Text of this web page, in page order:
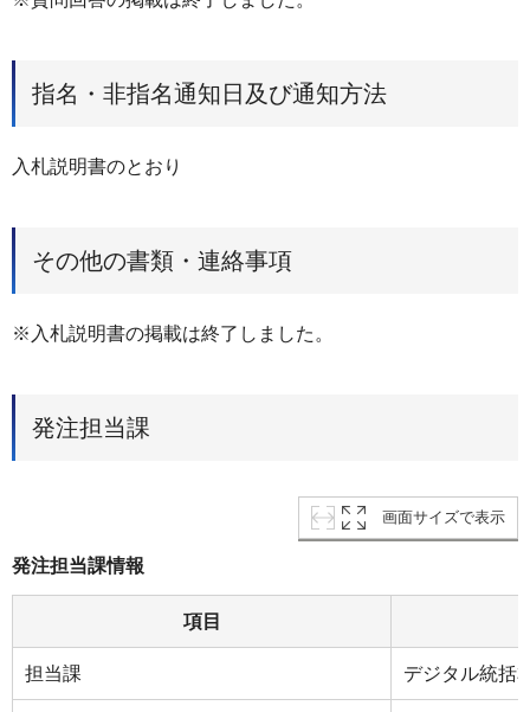
指名・非指名通知日及び通知方法
入札説明書のとおり
その他の書類・連絡事項
※入札説明書の掲載は終了しました。
発注担当課
画面サイズで表示
発注担当課情報
項目
担当課 デジタル統括